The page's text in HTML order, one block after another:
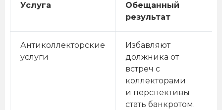
Услуга
Обещанный
результат
Антиколлекторские
услуги
Избавляют
должника от
встреч с
коллекторами
и перспективы
стать банкротом.